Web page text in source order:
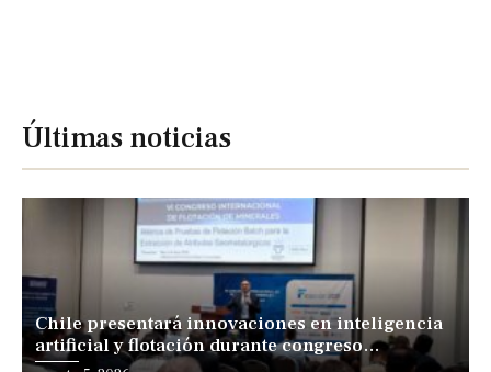
Últimas noticias
Chile presentará innovaciones en inteligencia
artificial y flotación durante congreso